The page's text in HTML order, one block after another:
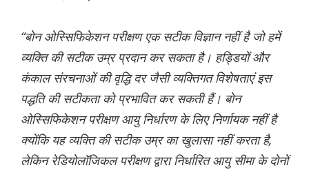
“बोन ओस्सिफिकेशन परीक्षण एक सटीक विज्ञान नहीं है जो हमें
व्यक्ति की सटीक उम्र प्रदान कर सकता है। हड्डियों और
कंकाल संरचनाओं की वृद्धि दर जैसी व्यक्तिगत विशेषताएं इस
पद्धति की सटीकता को प्रभावित कर सकती हैं। बोन
ओस्सिफिकेशन परीक्षण आयु निर्धारण के लिए निर्णायक नहीं है
क्योंकि यह व्यक्ति की सटीक उम्र का खुलासा नहीं करता है,
लेकिन रेडियोलॉजिकल परीक्षण द्वारा निर्धारित आयु सीमा के दोनों